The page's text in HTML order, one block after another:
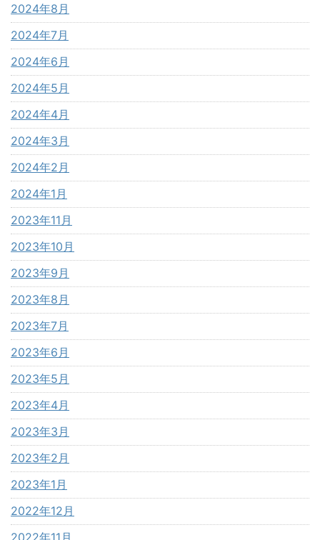
2024年8月
2024年7月
2024年6月
2024年5月
2024年4月
2024年3月
2024年2月
2024年1月
2023年11月
2023年10月
2023年9月
2023年8月
2023年7月
2023年6月
2023年5月
2023年4月
2023年3月
2023年2月
2023年1月
2022年12月
2022年11月